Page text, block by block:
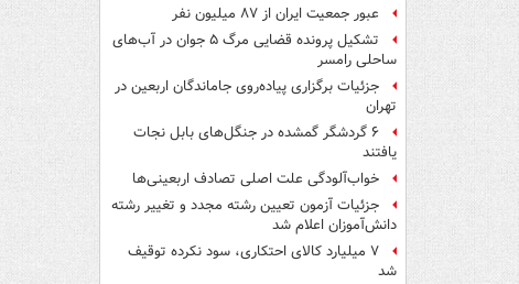
عبور جمعیت ایران از ۸۷ میلیون نفر
تشکیل پرونده قضایی مرگ ۵ جوان در آب‌های
ساحلی رامسر
جزئیات برگزاری پیاده‌روی جاماندگان اربعین در
تهران
۶ گردشگر گمشده در جنگل‌های بابل نجات
یافتند
خواب‌آلودگی علت اصلی تصادف اربعینی‌ها
جزئیات آزمون تعیین رشته مجدد و تغییر رشته
دانش‌آموزان اعلام شد
۷ میلیارد کالای احتکاری، سود نکرده توقیف
شد